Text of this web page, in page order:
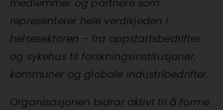
medlemmer og partnere som
representerer hele verdikjeden i
helsesektoren – fra oppstartsbedrifter
og sykehus til forskningsinstitusjoner,
kommuner og globale industribedrifter.
Organisasjonen bidrar aktivt til å forme